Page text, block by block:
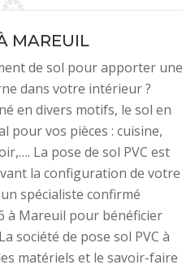
MAREUIL
de sol pour apporter une
dans votre intérieur ?
en divers motifs, le sol en
pour vos pièces : cuisine,
La pose de sol PVC est
la configuration de votre
spécialiste confirmé
à Mareuil pour bénéficier
société de pose sol PVC à
matériels et le savoir-faire